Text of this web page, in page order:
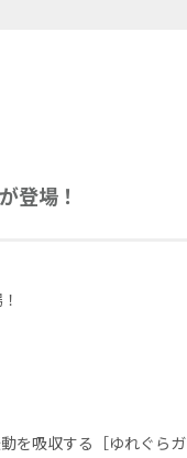
登場！
を吸収する［ゆれぐらガ